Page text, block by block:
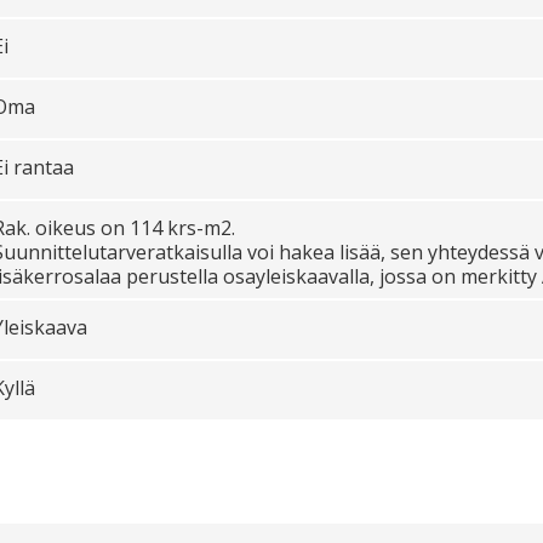
rantaa
oikeus on 114 krs-m2.
voi hakea lisää, sen yhteydessä
perustella osayleiskaavalla, jossa on merkitty